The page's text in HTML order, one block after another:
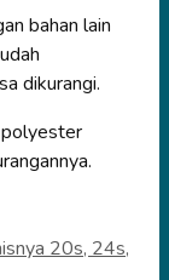
bahan lain
dikurangi.
20s, 24s,